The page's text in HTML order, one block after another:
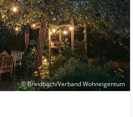
© Breidbach/Verband Wohneigentum